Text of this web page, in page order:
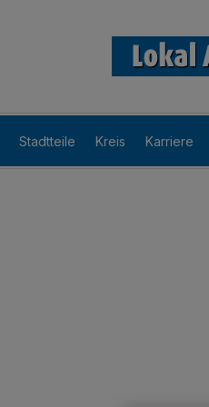
Stadtteile Kreis Karriere